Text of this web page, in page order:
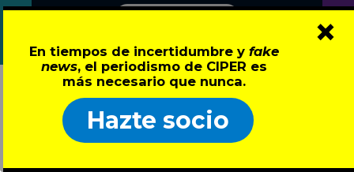
En tiempos de incertidumbre y fake
news, el periodismo de CIPER es
más necesario que nunca.
Hazte socio
×
Lo que nos mueve